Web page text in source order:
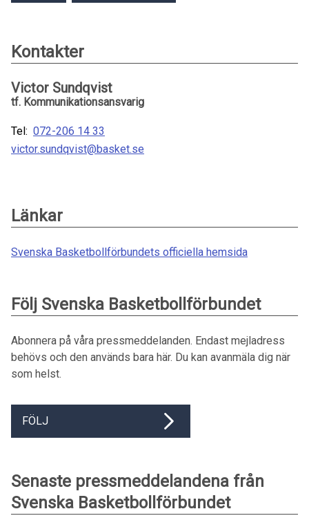
Kontakter
Victor Sundqvist
tf. Kommunikationsansvarig
Tel: 072-206 14 33
victor.sundqvist@basket.se
Länkar
Svenska Basketbollförbundets officiella hemsida
Följ Svenska Basketbollförbundet
Abonnera på våra pressmeddelanden. Endast mejladress
behövs och den används bara här. Du kan avanmäla dig när
som helst.
FÖLJ
Senaste pressmeddelandena från
Svenska Basketbollförbundet